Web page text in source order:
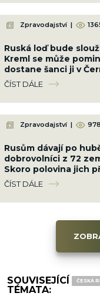
Zpravodajství |
Ruská loď bude
Kreml se může
dostane šanci ji v
potopit
ČÍST DÁLE
Zpravodajství |
Rusům dávají po
dobrovolníci z 72
Skoro polovina jich
Latinské Ameriky
ČÍST DÁLE
SOUVISEJÍCÍ
TÉMATA:
ČESKÁ